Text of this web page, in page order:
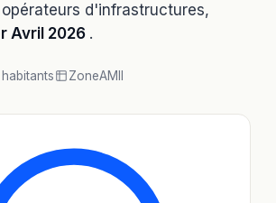
opérateurs d'infrastructures,
Avril 2026 .
habitants ZoneAMII